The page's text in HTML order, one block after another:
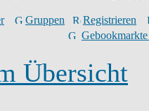
Gruppen
Registrieren
Übersicht